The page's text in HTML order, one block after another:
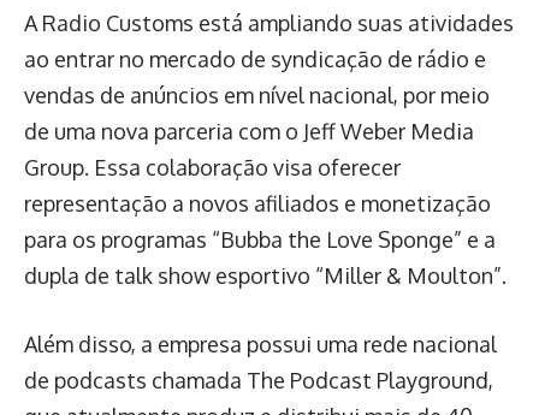
A Radio Customs está ampliando suas atividades
ao entrar no mercado de syndicação de rádio e
vendas de anúncios em nível nacional, por meio
de uma nova parceria com o Jeff Weber Media
Group. Essa colaboração visa oferecer
representação a novos afiliados e monetização
para os programas “Bubba the Love Sponge” e a
dupla de talk show esportivo “Miller & Moulton”.
Além disso, a empresa possui uma rede nacional
de podcasts chamada The Podcast Playground,